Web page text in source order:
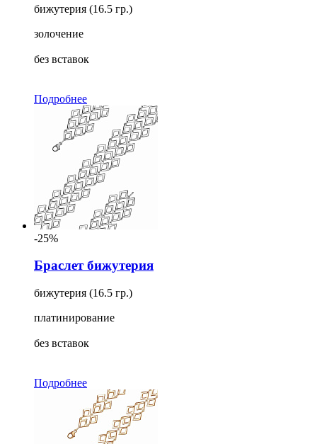
бижутерия (16.5 гр.)
золочение
без вставок
Подробнее
-25%
Браслет бижутерия
бижутерия (16.5 гр.)
платинирование
без вставок
Подробнее